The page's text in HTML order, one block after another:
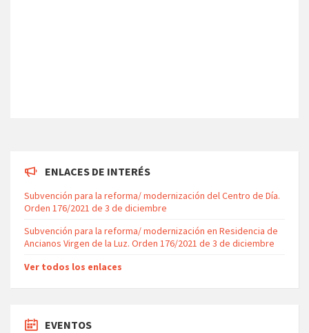
ENLACES DE INTERÉS
Subvención para la reforma/ modernización del Centro de Día.
Orden 176/2021 de 3 de diciembre
Subvención para la reforma/ modernización en Residencia de
Ancianos Virgen de la Luz. Orden 176/2021 de 3 de diciembre
Ver todos los enlaces
EVENTOS